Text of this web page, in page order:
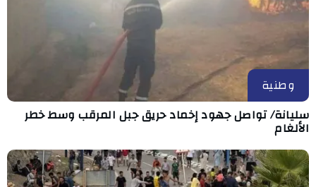
وطنية
سليانة/ تواصل جهود إخماد حريق جبل المرقب وسط خطر
الألغام